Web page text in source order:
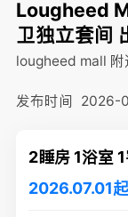
Lougheed
卫独立套间
lougheed mall 附
发布时间 2026-
2睡房 1浴室
2026.07.01